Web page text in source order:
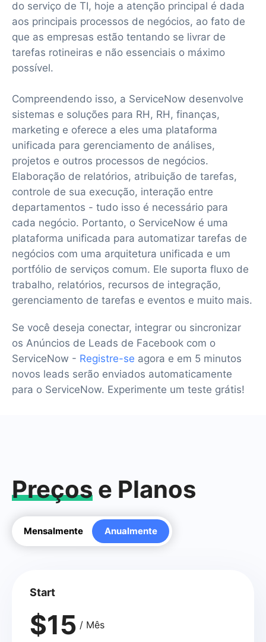
do serviço de TI, hoje a atenção principal é dada
aos principais processos de negócios, ao fato de
que as empresas estão tentando se livrar de
tarefas rotineiras e não essenciais o máximo
possível.
Compreendendo isso, a ServiceNow desenvolve
sistemas e soluções para RH, RH, finanças,
marketing e oferece a eles uma plataforma
unificada para gerenciamento de análises,
projetos e outros processos de negócios.
Elaboração de relatórios, atribuição de tarefas,
controle de sua execução, interação entre
departamentos - tudo isso é necessário para
cada negócio. Portanto, o ServiceNow é uma
plataforma unificada para automatizar tarefas de
negócios com uma arquitetura unificada e um
portfólio de serviços comum. Ele suporta fluxo de
trabalho, relatórios, recursos de integração,
gerenciamento de tarefas e eventos e muito mais.
Se você deseja conectar, integrar ou sincronizar
os Anúncios de Leads de Facebook com o
ServiceNow - Registre-se agora e em 5 minutos
novos leads serão enviados automaticamente
para o ServiceNow. Experimente um teste grátis!
Preços e Planos
Mensalmente Anualmente
Start
$15 / Mês